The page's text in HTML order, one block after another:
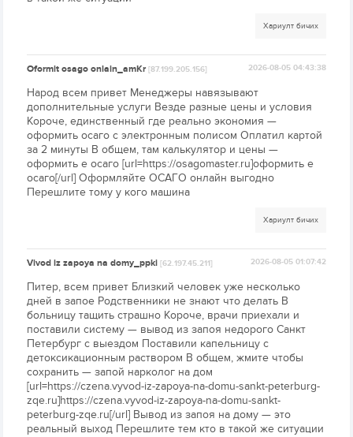
Хариулт бичих
Oformit osago onlain_amKr[87.199.205.156] 2026-08-05 04:43:38
Народ всем привет Менеджеры навязывают
дополнительные услуги Везде разные цены и условия
Короче, единственный где реально экономия —
оформить осаго с электронным полисом Оплатил картой
за 2 минуты В общем, там калькулятор и цены —
оформить е осаго [url=https://osagomaster.ru]оформить е
осаго[/url] Оформляйте ОСАГО онлайн выгодно
Перешлите тому у кого машина
Хариулт бичих
Vivod iz zapoya na domy_ppki[62.197.45.211] 2026-08-05 01:07:42
Питер, всем привет Близкий человек уже несколько
дней в запое Родственники не знают что делать В
больницу тащить страшно Короче, врачи приехали и
поставили систему — вывод из запоя недорого Санкт
Петербург с выездом Поставили капельницу с
детоксикационным раствором В общем, жмите чтобы
сохранить — запой нарколог на дом
[url=https://czena.vyvod-iz-zapoya-na-domu-sankt-peterburg-
zqe.ru]https://czena.vyvod-iz-zapoya-na-domu-sankt-
peterburg-zqe.ru[/url] Вывод из запоя на дому — это
реальный выход Перешлите тем кто в такой же ситуации